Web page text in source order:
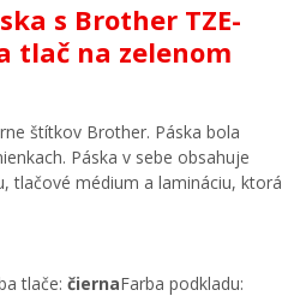
s Brother TZE-
tlač na zelenom
štítkov Brother. Páska bola
Páska v sebe obsahuje
tlačové médium a lamináciu, ktorá
tlače: čiernaFarba podkladu: